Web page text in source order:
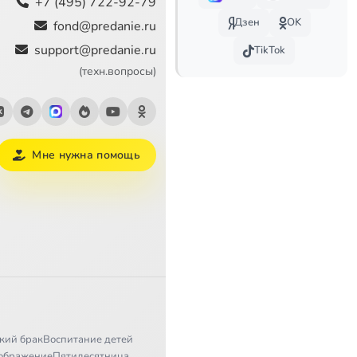
1:52
3:25
0:47
fond@predanie.ru
support@predanie.ru
(техн.вопросы)
Мне нужна помощь
бракВоспитание детей
Дзен
OK
TikTok